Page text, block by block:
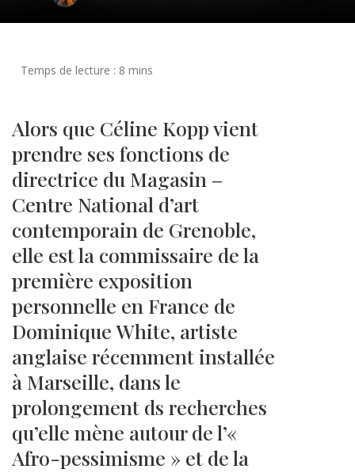
Alors que Céline Kopp vient
prendre ses fonctions de
directrice du Magasin –
Centre National d’art
contemporain de Grenoble,
elle est la commissaire de la
première exposition
personnelle en France de
Dominique White, artiste
anglaise récemment installée
à Marseille, dans le
prolongement ds recherches
qu’elle mène autour de l’«
Afro-pessimisme » et de la